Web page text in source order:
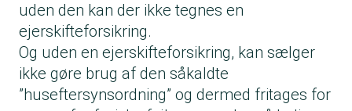
uden den kan der ikke tegnes en
ejerskifteforsikring.
Og uden en ejerskifteforsikring, kan sælger
ikke gøre brug af den såkaldte
”huseftersynsordning” og dermed fritages for